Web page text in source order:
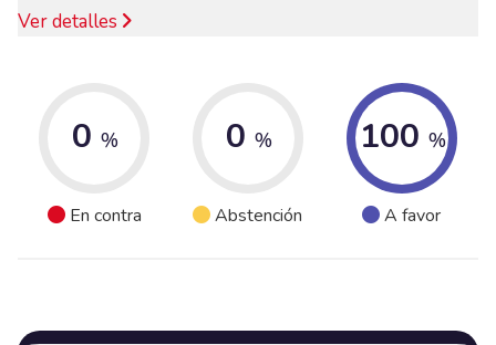
Ver detalles
0 %
En contra
0 %
Abstención
100 %
A favor